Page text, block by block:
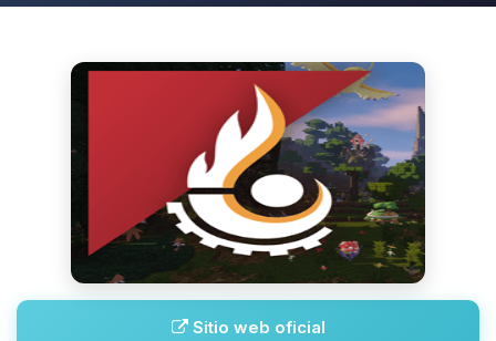
Sitio web oficial